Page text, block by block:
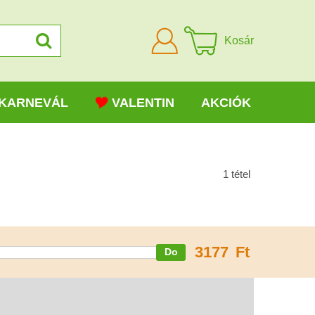
Bejelentkezni
Kosár
VALENTIN AKCIÓK
1 tétel
3177 Ft